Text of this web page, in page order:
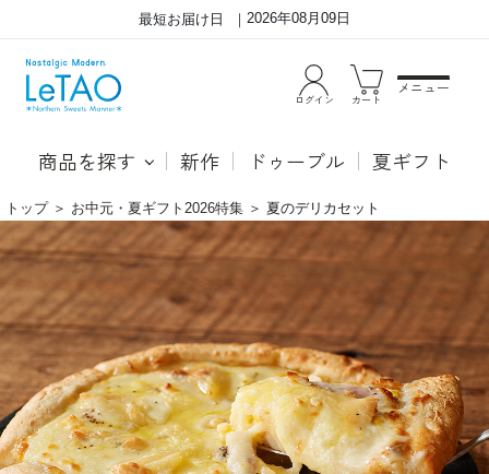
最短お届け日 2026年08月09日
ログイン カート
メニュー
商品を探す 新作 ドゥーブル 夏ギフト
トップ ＞ お中元・夏ギフト2026特集 ＞ 夏のデリカセット
夏
の
デ
カ
セ
ト
●メ
ロン
ドゥ
ーブ
北海
道赤
肉メ
ロン
～
上層
には
北海
道産
生ク
リー
ムと
イタ